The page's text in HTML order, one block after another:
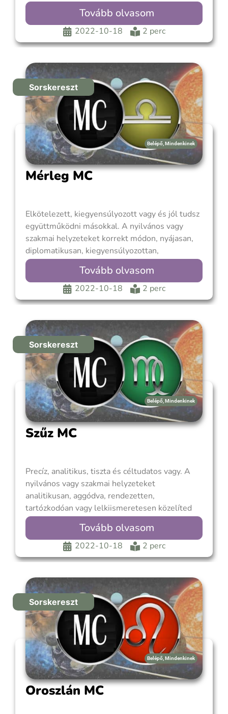
vagy szkeptikusan közelíted meg. A Mars és a
Plútó uralja a Skorpió MC-t, ezért nézd meg,
melyik ház ad otthont a Marsnak és a Plútónak a
születési képletedben, hogy megtudd, az
Tovább olvasom
2022-10-18 2 perc
Sorskereszt
Belépő Mindenkinek
Mérleg MC
Elkötelezett, kiegyensúlyozott vagy és jól tudsz
együttműködni másokkal. A nyilvános vagy
szakmai helyzeteket korrekt módon, nyájasan,
diplomatikusan, kiegyensúlyozottan,
határozatlanul, művészien vagy
kötelességtudóan közelíted meg. A Vénusz
uralja Mérleg MC-t, ezért nézd meg, hogy a
Vénusz melyik házban áll a születési
ahol a hivatásod
Tovább olvasom
2022-10-18 2 perc
Sorskereszt
Belépő Mindenkinek
Szűz MC
Precíz, analitikus, tiszta és céltudatos vagy. A
nyilvános vagy szakmai helyzeteket
analitikusan, aggódva, rendezetten,
tartózkodóan vagy lelkiismeretesen közelíted
meg. A Merkúr uralja a Szűz MC-t, ezért nézd
meg, hol áll a Merkúr a születési képletedben,
hogy megtaláld azt az életterületet, ahol a
vezetésed érvényesül. A részletekre való ilyen
Tovább olvasom
2022-10-18 2 perc
Sorskereszt
Belépő Mindenkinek
Oroszlán MC